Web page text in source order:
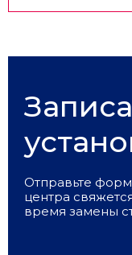
Отправьте
центра
время замены